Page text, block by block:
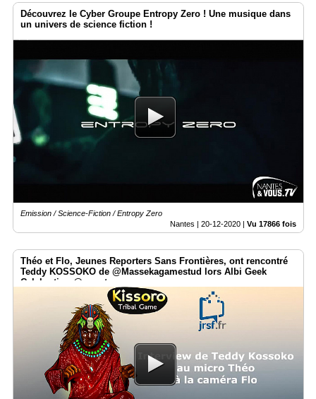
Inscription
annuaire
Accès
Découvrez le Cyber Groupe Entropy Zero ! Une musique dans
un univers de science fiction !
Emission / Science-Fiction / Entropy Zero
Nantes | 20-12-2020 | Vu 17866 fois
Théo et Flo, Jeunes Reporters Sans Frontières, ont rencontré
Teddy KOSSOKO de @Massekagamestud lors Albi Geek
Celebration @smartrezo